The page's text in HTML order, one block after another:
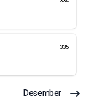
335
Desember